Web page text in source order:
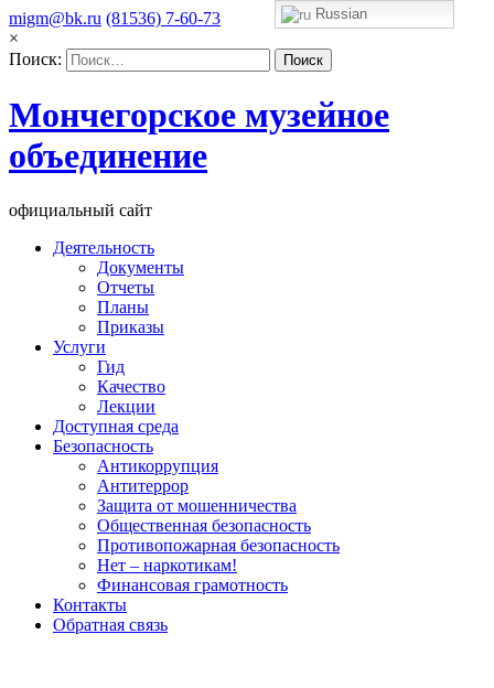
migm@bk.ru (81536) 7-60-73
×
Поиск:
Мончегорское музейное
объединение
официальный сайт
Деятельность
Документы
Отчеты
Планы
Приказы
Услуги
Гид
Качество
Лекции
Доступная среда
Безопасность
Антикоррупция
Антитеррор
Защита от мошенничества
Общественная безопасность
Противопожарная безопасность
Нет – наркотикам!
Финансовая грамотность
Контакты
Обратная связь
Russian